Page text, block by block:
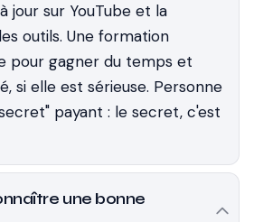
jour sur YouTube et la
outils. Une formation
pour gagner du temps et
si elle est sérieuse. Personne
payant : le secret, c'est
une bonne